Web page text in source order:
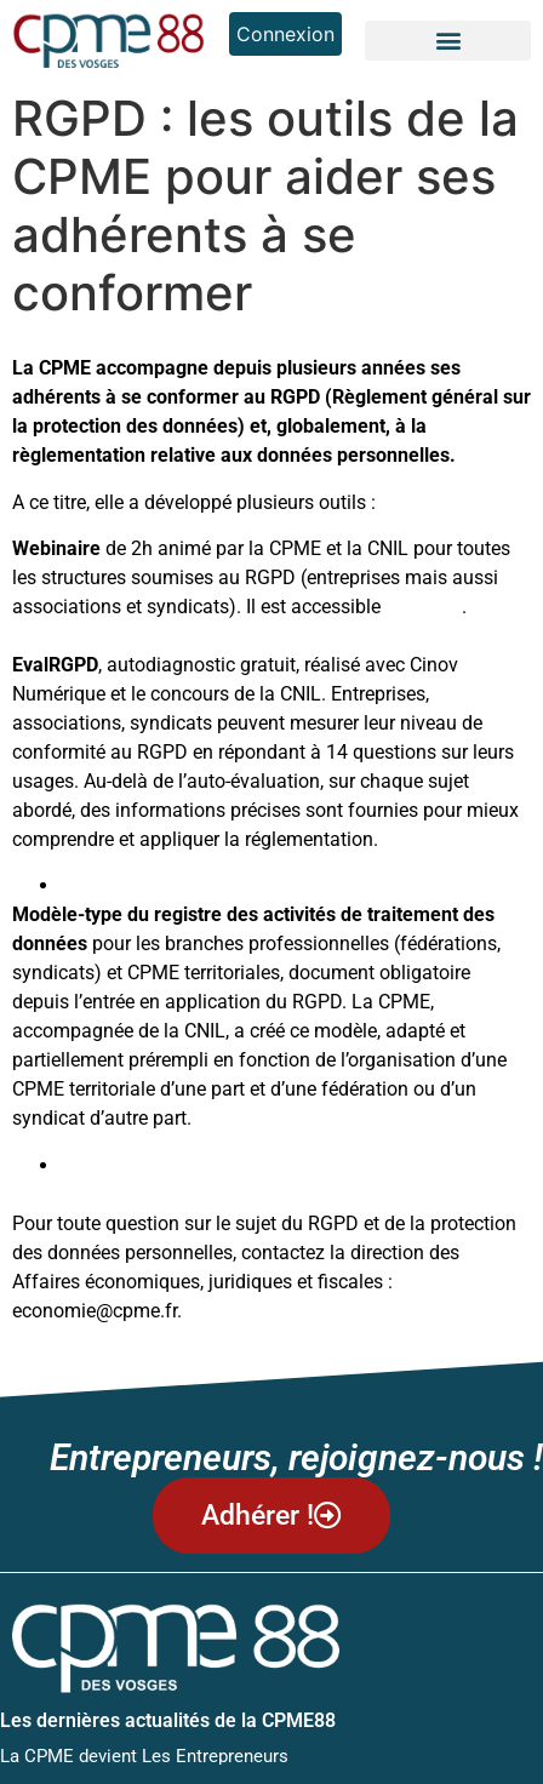
Connexion
RGPD : les outils de la
CPME pour aider ses
adhérents à se
conformer
La CPME accompagne depuis plusieurs années ses
adhérents à se conformer au RGPD (Règlement général sur
la protection des données) et, globalement, à la
règlementation relative aux données personnelles.
A ce titre, elle a développé plusieurs outils :
Webinaire de 2h animé par la CPME et la CNIL pour toutes
les structures soumises au RGPD (entreprises mais aussi
associations et syndicats). Il est accessible
.
EvalRGPD, autodiagnostic gratuit, réalisé avec Cinov
Numérique et le concours de la CNIL. Entreprises,
associations, syndicats peuvent mesurer leur niveau de
conformité au RGPD en répondant à 14 questions sur leurs
usages. Au-delà de l’auto-évaluation, sur chaque sujet
abordé, des informations précises sont fournies pour mieux
comprendre et appliquer la réglementation.
Modèle-type du registre des activités de traitement des
données pour les branches professionnelles (fédérations,
syndicats) et CPME territoriales, document obligatoire
depuis l’entrée en application du RGPD. La CPME,
accompagnée de la CNIL, a créé ce modèle, adapté et
partiellement prérempli en fonction de l’organisation d’une
CPME territoriale d’une part et d’une fédération ou d’un
syndicat d’autre part.
Pour toute question sur le sujet du RGPD et de la protection
des données personnelles, contactez la direction des
Affaires économiques, juridiques et fiscales :
economie@cpme.fr.
Entrepreneurs, rejoignez-nous !
Adhérer !
Les dernières actualités de la CPME88
La CPME devient Les Entrepreneurs